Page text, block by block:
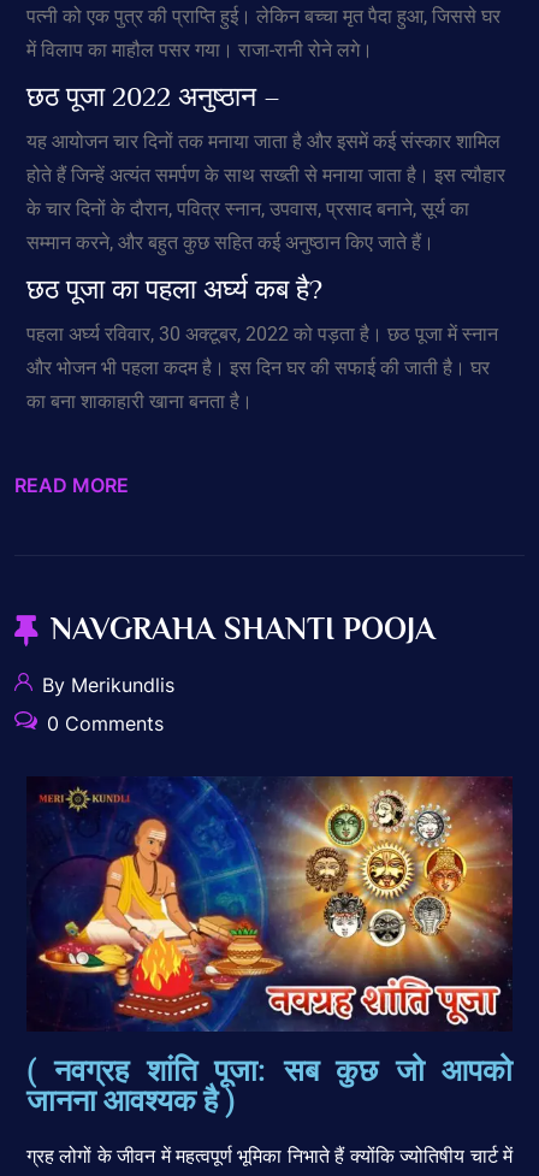
पत्नी को एक पुत्र की प्राप्ति हुई। लेकिन बच्चा मृत पैदा हुआ, जिससे घर
में विलाप का माहौल पसर गया। राजा-रानी रोने लगे।
छठ पूजा 2022 अनुष्ठान –
यह आयोजन चार दिनों तक मनाया जाता है और इसमें कई संस्कार शामिल
होते हैं जिन्हें अत्यंत समर्पण के साथ सख्ती से मनाया जाता है। इस त्यौहार
के चार दिनों के दौरान, पवित्र स्नान, उपवास, प्रसाद बनाने, सूर्य का
सम्मान करने, और बहुत कुछ सहित कई अनुष्ठान किए जाते हैं।
छठ पूजा का पहला अर्घ्य कब है?
पहला अर्घ्य रविवार, 30 अक्टूबर, 2022 को पड़ता है। छठ पूजा में स्नान
और भोजन भी पहला कदम है। इस दिन घर की सफाई की जाती है। घर
का बना शाकाहारी खाना बनता है।
READ MORE
NAVGRAHA SHANTI POOJA
By Merikundlis
0 Comments
( नवग्रह शांति पूजा: सब कुछ जो आपको
जानना आवश्यक है )
ग्रह लोगों के जीवन में महत्वपूर्ण भूमिका निभाते हैं क्योंकि ज्योतिषीय चार्ट में